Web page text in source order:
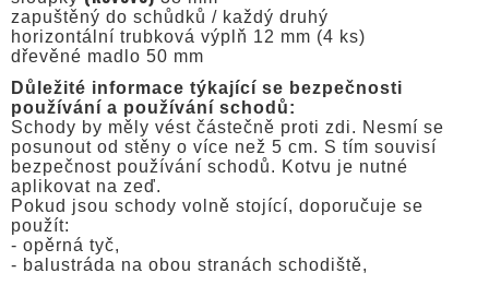
zapuštěný do schůdků / každý druhý
horizontální trubková výplň 12 mm (4 ks)
dřevěné madlo 50 mm
Důležité informace týkající se bezpečnosti
používání a používání schodů:
Schody by měly vést částečně proti zdi. Nesmí se
posunout od stěny o více než 5 cm. S tím souvisí
bezpečnost používání schodů. Kotvu je nutné
aplikovat na zeď.
Pokud jsou schody volně stojící, doporučuje se
použít:
- opěrná tyč,
- balustráda na obou stranách schodiště,